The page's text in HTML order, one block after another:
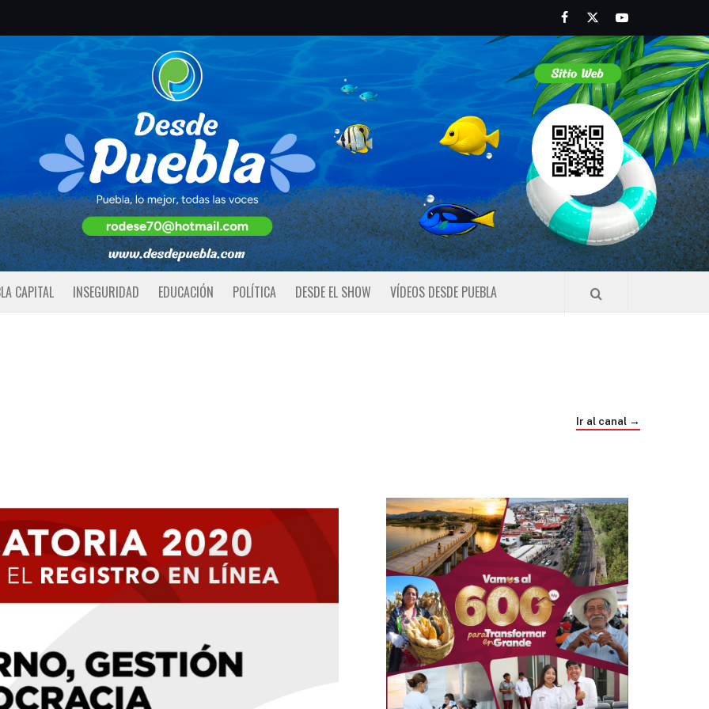
FacebookTwitterYoutube
CAPITAL INSEGURIDAD EDUCACIÓN POLÍTICA DESDE EL SHOW VÍDEOS DESDE PUEBLA
Ir al canal →